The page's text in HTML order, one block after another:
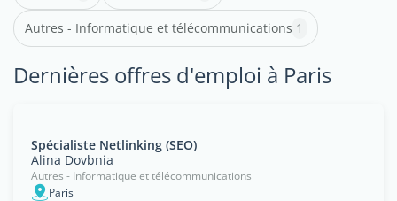
Autres - Informatique et télécommunications 1
Dernières offres d'emploi à Paris
Spécialiste Netlinking (SEO)
Alina Dovbnia
Autres - Informatique et télécommunications
Paris